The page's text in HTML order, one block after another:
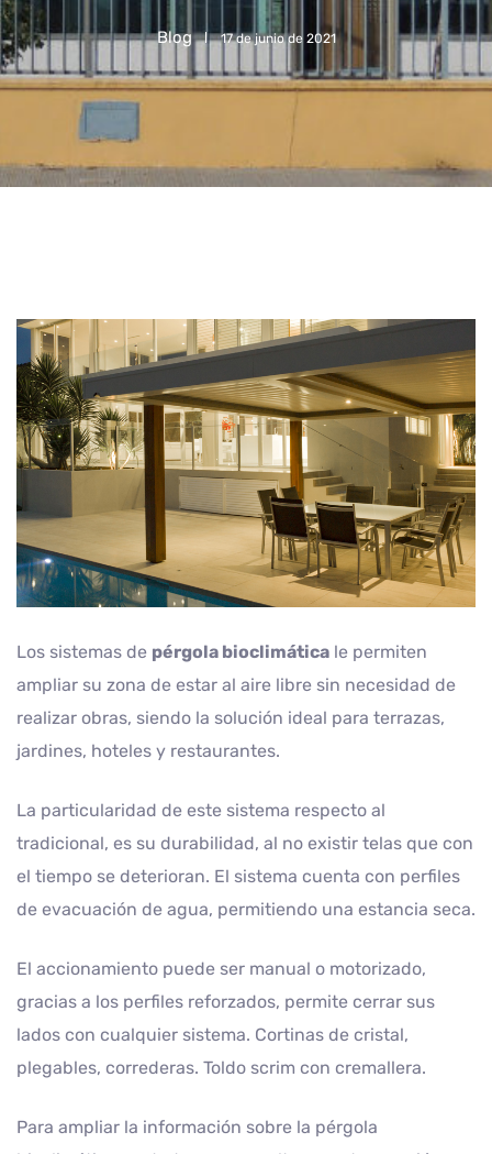
Blog 17 de junio de 2021
Los sistemas de pérgola bioclimática le permiten
ampliar su zona de estar al aire libre sin necesidad de
realizar obras, siendo la solución ideal para terrazas,
jardines, hoteles y restaurantes.
La particularidad de este sistema respecto al
tradicional, es su durabilidad, al no existir telas que con
el tiempo se deterioran. El sistema cuenta con perfiles
de evacuación de agua, permitiendo una estancia seca.
El accionamiento puede ser manual o motorizado,
gracias a los perfiles reforzados, permite cerrar sus
lados con cualquier sistema. Cortinas de cristal,
plegables, correderas. Toldo scrim con cremallera.
Para ampliar la información sobre la pérgola